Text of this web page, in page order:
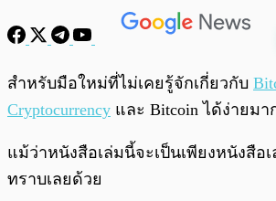
พร้อมเล่น
สำหรับมือใหม่ที่ไม่เคยรู้จักเกี่ยวกับ
Cryptocurrency และ Bitcoin ได้ง่ายม
แม้ว่าหนังสือเล่มนี้จะเป็นเพียงหนังสื
ทราบเลยด้วย